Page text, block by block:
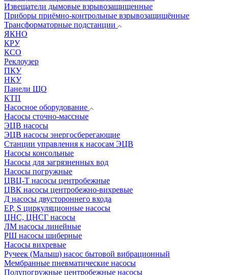
Извещатели дымовые взрывозащищенные
Приборы приёмно-контрольные взрывозащищённые
Трансформаторные подстанции
ЯКНО
КРУ
КСО
Реклоузер
ПКУ
НКУ
Панели ЩО
КТП
Насосное оборудование
Насосы сточно-массные
ЭЦВ насосы
ЭЦВ насосы энергосберегающие
Станции управления к насосам ЭЦВ
Насосы консольные
Насосы для загрязненных вод
Насосы погружные
ЦВЦ-Т насосы центробежные
ЦВК насосы центробежно-вихревые
Д насосы двустороннего входа
EP, S циркуляционные насосы
ЦНС, ЦНСГ насосы
ЛМ насосы линейные
РШ насосы шиберные
Насосы вихревые
Ручеек (Малыш) насос бытовой вибрационный
Мембранные пневматические насосы
Полупогружные центробежные насосы